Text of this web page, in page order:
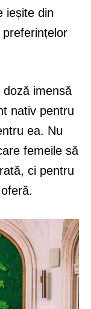
ieșite din
imensă
nativ pentru
ea. Nu
femeile să
ci pentru